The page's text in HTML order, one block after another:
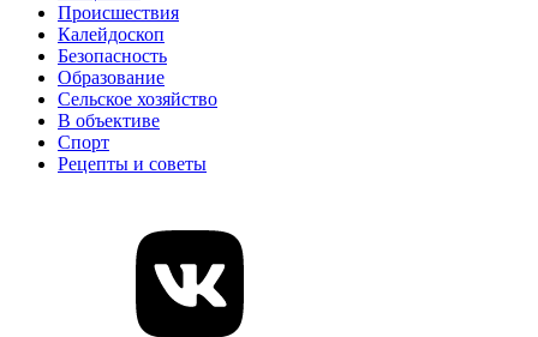
Происшествия
Калейдоскоп
Безопасность
Образование
Сельское хозяйство
В объективе
Спорт
Рецепты и советы